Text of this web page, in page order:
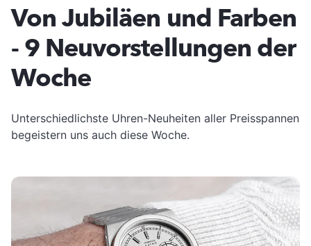
Von Jubiläen und Farben
- 9 Neuvorstellungen der
Woche
Unterschiedlichste Uhren-Neuheiten aller Preisspannen
begeistern uns auch diese Woche.